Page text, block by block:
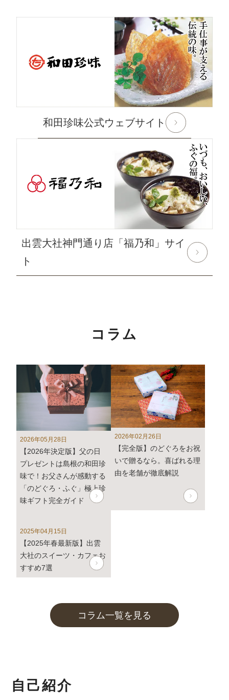
なお、台風の進路によっては29日(木)・30日(金)の営業
時間を変更する場合がございます。
ご来店予定の方は随時お知らせをご確認頂けますと幸い
2024年7月30日 【お盆期間の発送に関するご案内】
お盆休みに伴い、下記の期間中はお荷物のご到着日とし
あらかじめご了承ください。
対象期間：2024年8月12日(月)～8月20日(火)
なお、ご注文は随時受け付けておりますので、いつでも
2024年6月10日使えるニュース ランチバッグ様にてふ
ぐみそを紹介して頂きました
和田珍味「夏ギフト特集」開催中！
2024年5月15日 【本店カフェイベントのお知らせ】
大人気ソフトクリームを味わう「サンデーフェア」開催
中！
詳しくはこちら
期間中ご注文を承りますが、ご注文の返信等は5月7日
フリーダイヤル、メール等の返信は4月27日（土）～6
日（月）の期間をお休みとさせていただきますのでご了
承ください。
商品のお届けは5月10日(金)以降となります。予
2024年3月1日大感謝祭「春のうまいもん」開催中！
2024年2月8日 【本店カフェイベントのお知らせ】
2月9日は「ふくの日」
2月9日より4日間、「ふくの日」イベント・抹茶フェア
を開催します。
年内発送受付は12月22日(金)午前中までとなります。12
月22日(金)午後以降のご注文は2024年1月12日(金)から
のお届けとなります。予めご了承下さい。
2023年12月5日 実店舗の年末年始の営業時間について
2023年9月7日 【本店カフェイベントのお知らせ】
「お月見カフェ」
和田珍味公式ウェブサイト
出雲大社神門通り店「福乃和」サイ
ト
コラム
2026年05月28日
【2026年決定版】父の日
プレゼントは島根の和田珍
味で！お父さんが感動する
「のどぐろ・ふぐ」極上珍
味ギフト完全ガイド
2026年02月26日
【完全版】のどぐろをお祝
いで贈るなら。喜ばれる理
由を老舗が徹底解説
2025年04月15日
【2025年春最新版】出雲
大社のスイーツ・カフェお
すすめ7選
コラム一覧を見る
自己紹介